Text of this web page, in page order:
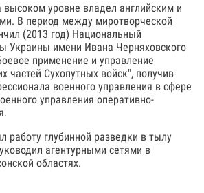
уровне владел английским и
В период между миротворческой
(2013 год) Национальный
Украины имени Ивана Черняховского
применение и управление
частей Сухопутных войск", получив
военного управления в сфере
управления оперативно-
работу глубинной разведки в тылу
агентурными сетями в
областях.